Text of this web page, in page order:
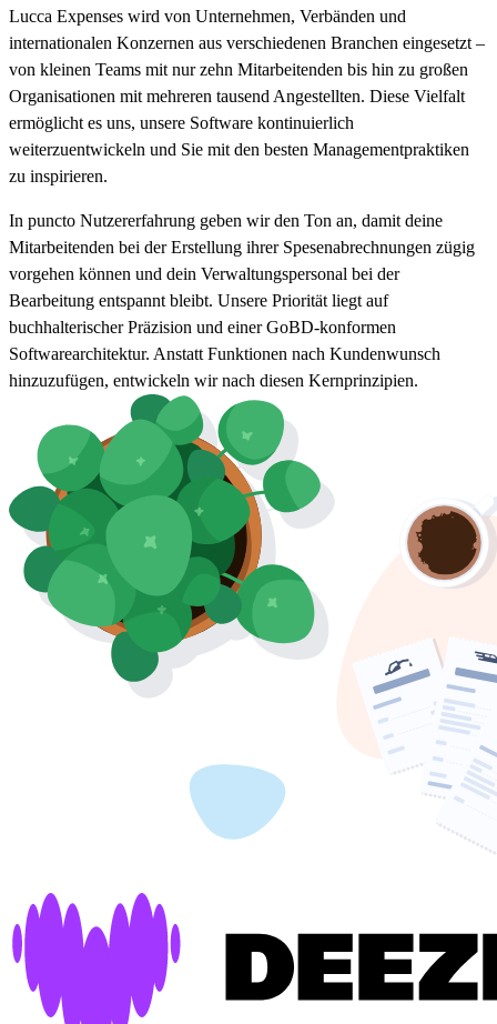
Lucca Expenses wird von Unternehmen, Verbänden und
internationalen Konzernen aus verschiedenen Branchen eingesetzt –
von kleinen Teams mit nur zehn Mitarbeitenden bis hin zu großen
Organisationen mit mehreren tausend Angestellten. Diese Vielfalt
ermöglicht es uns, unsere Software kontinuierlich
weiterzuentwickeln und Sie mit den besten Managementpraktiken
zu inspirieren.
In puncto Nutzererfahrung geben wir den Ton an, damit deine
Mitarbeitenden bei der Erstellung ihrer Spesenabrechnungen zügig
vorgehen können und dein Verwaltungspersonal bei der
Bearbeitung entspannt bleibt. Unsere Priorität liegt auf
buchhalterischer Präzision und einer GoBD-konformen
Softwarearchitektur. Anstatt Funktionen nach Kundenwunsch
hinzuzufügen, entwickeln wir nach diesen Kernprinzipien.